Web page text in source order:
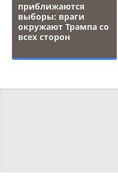
приближаются
выборы: враги
окружают Трампа со
всех сторон